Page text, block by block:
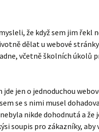
že když sem jim řekl
dělat u webové
včetně školních úkolů
jen o jednoduchou
se s nimi musel
nikde dohodnutá a že
soupis pro zákazníky, aby